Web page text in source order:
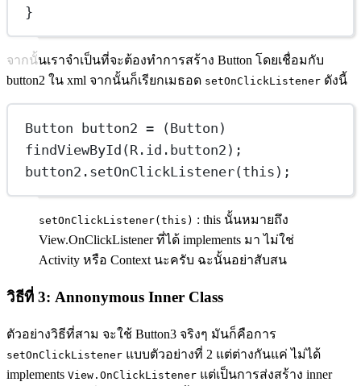
}
จากนั้นเราจำเป็นที่จะต้องทำการสร้าง Button โดยเชื่อมกับ
button2 ใน xml จากนั้นก็เรียกเมธอด setOnClickListener ดังนี้
Button button2 =
findViewById (R.id.button2);
button2. setOnClickListener(this );
setOnClickListener(this) : this นั้นหมายถึง
View.OnClickListener ที่ได้ implements มา ไม่ใช่
Activity หรือ Context นะครับ ฉะนั้นอย่าสับสน
วิธีที่ 3: Annonymous Inner Class
ตัวอย่างวิธีที่สาม จะใช้ Button3 จริงๆ มันก็คือการ
setOnClickListener แบบตัวอย่างที่ 2 แต่ต่างกันแค่ ไม่ได้
implements View.OnClickListener แต่เป็นการส่งสร้าง inner